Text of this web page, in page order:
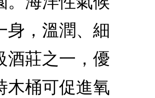
身，溫潤、細
酒莊之一，優
木桶可促進氧